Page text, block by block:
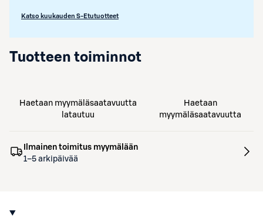
Katso kuukauden S-Etutuotteet
Tuotteen toiminnot
Haetaan myymäläsaatavuutta
latautuu
Haetaan
myymäläsaatavuutta
Ilmainen toimitus myymälään
1–5 arkipäivää